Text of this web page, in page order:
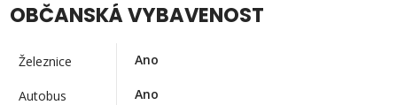
OBČANSKÁ VYBAVENOST
Železnice Ano
Autobus Ano